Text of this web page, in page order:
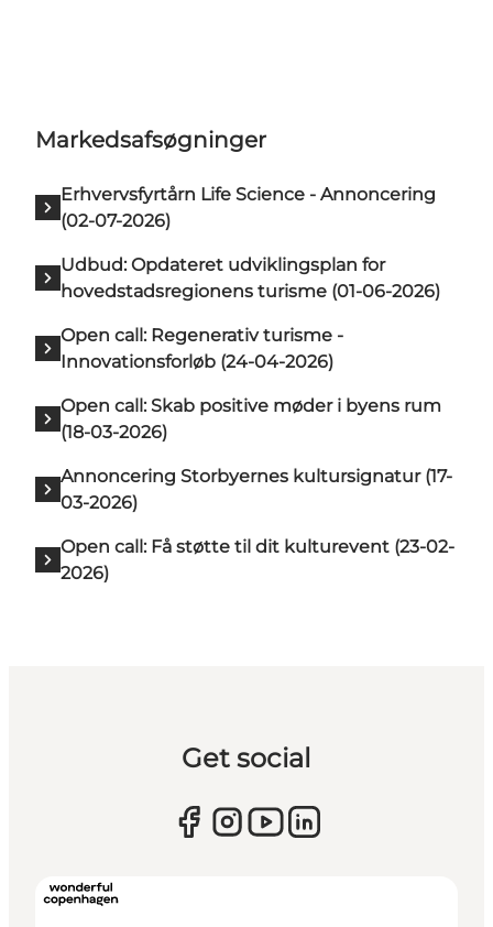
Markedsafsøgninger
Erhvervsfyrtårn Life Science - Annoncering
(02-07-2026)
Udbud: Opdateret udviklingsplan for
hovedstadsregionens turisme (01-06-2026)
Open call: Regenerativ turisme -
Innovationsforløb (24-04-2026)
Open call: Skab positive møder i byens rum
(18-03-2026)
Annoncering Storbyernes kultursignatur (17-
03-2026)
Open call: Få støtte til dit kulturevent (23-02-
2026)
Get social